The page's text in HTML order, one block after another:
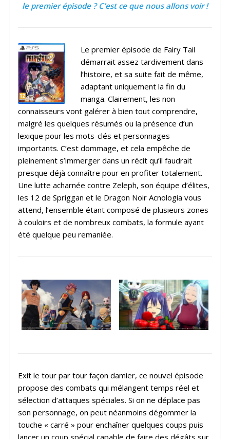
le premier épisode ? C’est ce que nous allons voir !
Le premier épisode de Fairy Tail
démarrait assez tardivement dans
l’histoire, et sa suite fait de même,
adaptant uniquement la fin du
manga. Clairement, les non
connaisseurs vont galérer à bien tout comprendre,
malgré les quelques résumés ou la présence d’un
lexique pour les mots-clés et personnages
importants. C’est dommage, et cela empêche de
pleinement s’immerger dans un récit qu’il faudrait
presque déjà connaître pour en profiter totalement.
Une lutte acharnée contre Zeleph, son équipe d’élites,
les 12 de Spriggan et le Dragon Noir Acnologia vous
attend, l’ensemble étant composé de plusieurs zones
à couloirs et de nombreux combats, la formule ayant
été quelque peu remaniée.
Exit le tour par tour façon damier, ce nouvel épisode
propose des combats qui mélangent temps réel et
sélection d’attaques spéciales. Si on ne déplace pas
son personnage, on peut néanmoins dégommer la
touche « carré » pour enchaîner quelques coups puis